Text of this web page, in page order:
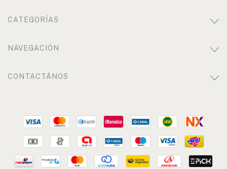
CATEGORÍAS
NAVEGACIÓN
CONTACTÁNOS